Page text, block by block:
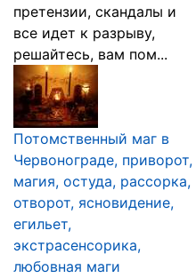
претензии, скандалы и
все идет к разрыву,
решайтесь, вам пом...
Потомственный маг в
Червонограде, приворот,
магия, остуда, рассорка,
отворот, ясновидение,
егильет,
экстрасенсорика,
любовная маги